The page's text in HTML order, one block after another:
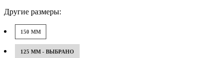
Другие размеры:
150 ММ
125 ММ - ВЫБРАНО